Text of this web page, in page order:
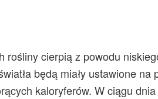
rośliny cierpią z powodu
będą miały ustawione na
kaloryferów. W ciągu dnia